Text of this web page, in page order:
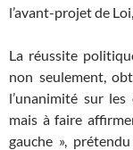
l’avant-projet de
La réussite
non seulement,
l’unanimité sur
mais à faire
gauche »,